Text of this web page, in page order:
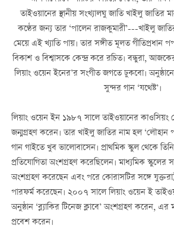
তাইওয়ানের স্থানীয় সংখ্যালঘু জাতি খাইলু জাতির
কণ্ঠের জন্য তার ‘পালেন রাজকুমারী’---খাইলু
মেয়ে এই খ্যাতি পায়। তার সঙ্গীত মূলত গীতিপ্রধান
বিকাশ ও বিশ্বাসকে কেন্দ্র করে রচিত। বন্ধুরা,
লিয়াং ওয়েন ইনের’র সংগীত জগতে ঢুকবো।
সুন্দর গান ‘যথেষ্ট’।
লিয়াং ওয়েন ইন ১৯৮৭ সালে তাইওয়ানের কাওসিয়ং
জন্মগ্রহণ করেন। তার খাইলু জাতির নাম হল ‘লৌহান
গান গাইতে খুব ভালোবাসেন। প্রাথমিক স্কুল থেকে
প্রতিযোগিতা অংশগ্রহণ করেছিলেন। মাধ্যমিক
অংশগ্রহণ করেছেন এবং পরে কোরাসটির সঙ্গে
পারফর্ম করেছেন। ২০০৭ সালে লিয়াং ওয়েন ই
অনুষ্ঠান ‘ব্ল্যাকির টিনেজ ক্লাবে’ অংশগ্রহণ করেন,
প্রবেশ করেন।